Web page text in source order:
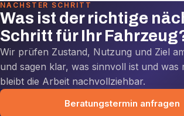
NÄCHSTER SCHRITT
Was ist der richtige
Schritt für Ihr
Wir prüfen Zustand, Nutzung und Ziel
und sagen klar, was sinnvoll ist und was
bleibt die Arbeit nachvollziehbar.
Beratungstermin anfragen